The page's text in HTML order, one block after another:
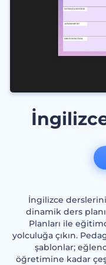
İngilizce
dinamik ders
Planları ile
yolculuğa çıkın.
şablonlar;
öğretimine kadar